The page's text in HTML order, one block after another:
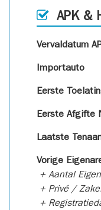
APK &
Vervaldatum
Importauto
Eerste
Eerste Afgifte
Laatste
Vorige
+ Aantal
+ Privé /
+